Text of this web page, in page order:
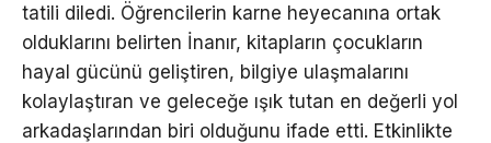
tatili diledi. Öğrencilerin karne heyecanına ortak
olduklarını belirten İnanır, kitapların çocukların
hayal gücünü geliştiren, bilgiye ulaşmalarını
kolaylaştıran ve geleceğe ışık tutan en değerli yol
arkadaşlarından biri olduğunu ifade etti. Etkinlikte